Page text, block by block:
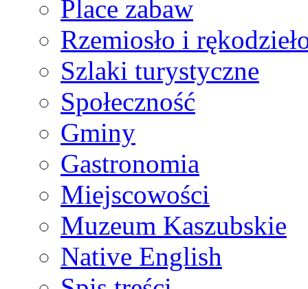
Place zabaw
Rzemiosło i
Szlaki turystyczne
Społeczność
Gminy
Gastronomia
Miejscowości
Muzeum Kaszubskie
Native English